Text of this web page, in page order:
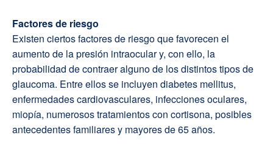
Factores de riesgo
Existen ciertos factores de riesgo que favorecen el
aumento de la presión intraocular y, con ello, la
probabilidad de contraer alguno de los distintos tipos de
glaucoma. Entre ellos se incluyen diabetes mellitus,
enfermedades cardiovasculares, infecciones oculares,
miopía, numerosos tratamientos con cortisona, posibles
antecedentes familiares y mayores de 65 años.